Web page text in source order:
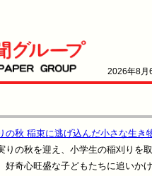
2026年8月
の秋 稲束に逃げ込んだ小さな生き
りの秋を迎え、小学生の稲刈りを
好奇心旺盛な子どもたちに追いか